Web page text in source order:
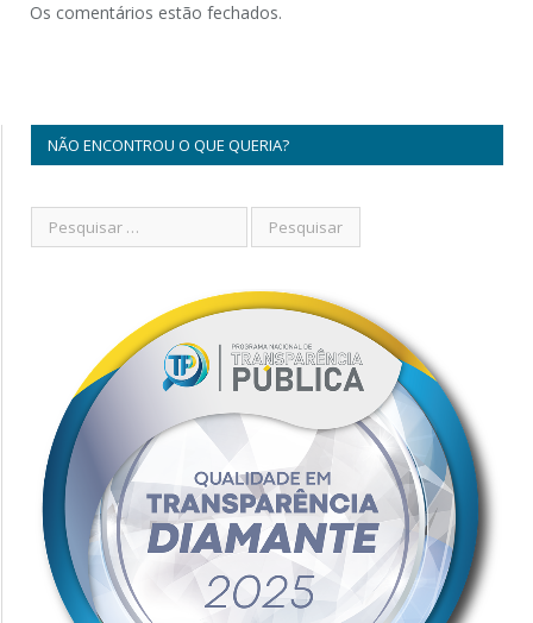
Os comentários estão fechados.
NÃO ENCONTROU O QUE QUERIA?